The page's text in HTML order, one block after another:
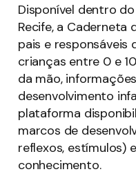
Disponível dentro
Recife, a Caderneta
pais e responsáveis
crianças entre 0 e
da mão,
desenvolvimento
plataforma
marcos de
reflexos, estímulos)
conhecimento.